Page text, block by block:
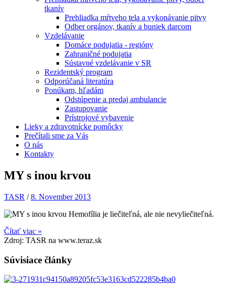
tkanív
Prehliadka mŕtveho tela a vykonávanie pitvy
Odber orgánov, tkanív a buniek darcom
Vzdelávanie
Domáce podujatia - regióny
Zahraničné podujatia
Sústavné vzdelávanie v SR
Rezidentský program
Odporúčaná literatúra
Ponúkam, hľadám
Odstúpenie a predaj ambulancie
Zastupovanie
Prístrojové vybavenie
Lieky a zdravotnícke pomôcky
Prečítali sme za Vás
O nás
Kontakty
MY s inou krvou
TASR /8. November 2013
Hemofília je liečiteľná, ale nie nevyliečiteľná.
Čítať viac »
Zdroj: TASR na www.teraz.sk
Súvisiace články